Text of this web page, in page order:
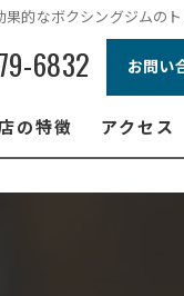
果的なボクシングジムの
6832 お問い
の特徴
シング
アクセス